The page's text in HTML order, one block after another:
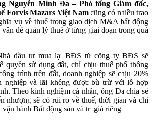
Nguyễn Minh Đa​ – Phó tổng Giám đốc,
Forvis Mazars Việt Nam ​ cũng có nhiều trao
vụ về thuế trong giao dịch M&A bất động
đề quản lý thuế ở từng giai đoạn trong quá
đầu tư mua lại BĐS từ công ty BĐS sẽ
quyền sử dụng đất, chỉ chịu thuế phổ thông
trình trên đất, doanh nghiệp sẽ chịu 20%
nghiệp và lãi không được bù trừ với lỗ hợp
Theo kinh nghiệm cá nhân, ông Đa chia sẻ
nhượng sẽ có rủi ro về thuế, thời gian và chi
hành Bất động sản và trị giá riêng.